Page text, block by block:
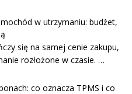
w utrzymaniu: budżet,
się na samej cenie zakupu,
rozłożone w czasie. …
co oznacza TPMS i co